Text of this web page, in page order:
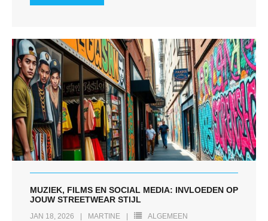
MUZIEK, FILMS EN SOCIAL MEDIA: INVLOEDEN OP
JOUW STREETWEAR STIJL
JAN 18, 2026 MARTINE ALGEMEEN